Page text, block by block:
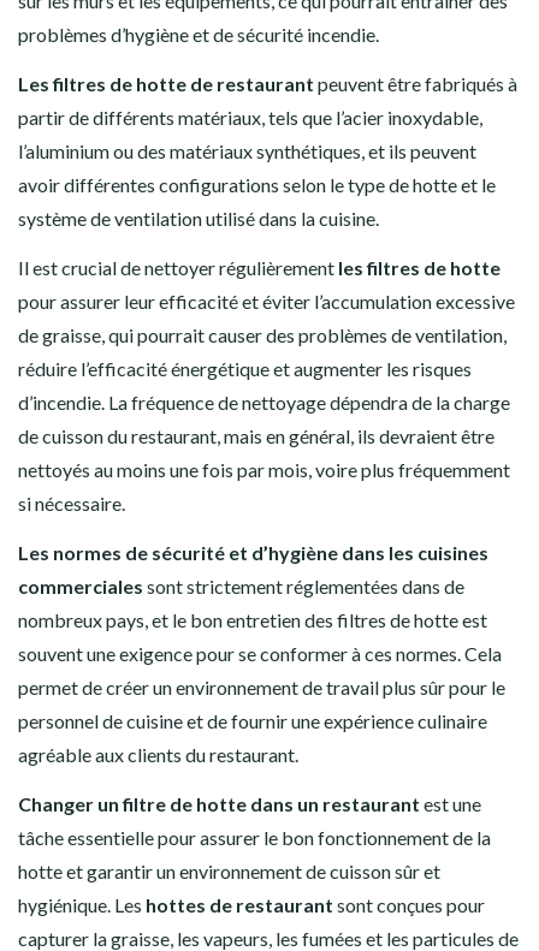
problèmes d’hygiène et de sécurité incendie.
Les filtres de hotte de restaurant peuvent être fabriqués à
partir de différents matériaux, tels que l’acier inoxydable,
l’aluminium ou des matériaux synthétiques, et ils peuvent
avoir différentes configurations selon le type de hotte et le
système de ventilation utilisé dans la cuisine.
Il est crucial de nettoyer régulièrement les filtres de hotte
pour assurer leur efficacité et éviter l’accumulation excessive
de graisse, qui pourrait causer des problèmes de ventilation,
réduire l’efficacité énergétique et augmenter les risques
d’incendie. La fréquence de nettoyage dépendra de la charge
de cuisson du restaurant, mais en général, ils devraient être
nettoyés au moins une fois par mois, voire plus fréquemment
si nécessaire.
Les normes de sécurité et d’hygiène dans les cuisines
commerciales sont strictement réglementées dans de
nombreux pays, et le bon entretien des filtres de hotte est
souvent une exigence pour se conformer à ces normes. Cela
permet de créer un environnement de travail plus sûr pour le
personnel de cuisine et de fournir une expérience culinaire
agréable aux clients du restaurant.
Changer un filtre de hotte dans un restaurant est une
tâche essentielle pour assurer le bon fonctionnement de la
hotte et garantir un environnement de cuisson sûr et
hygiénique. Les hottes de restaurant sont conçues pour
capturer la graisse, les vapeurs, les fumées et les particules de